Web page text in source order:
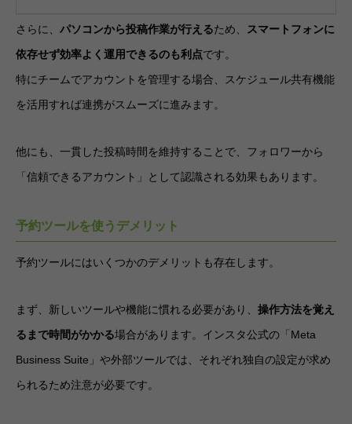
さらに、 パソコンから投稿作業が行えるため、
スマートフォンに
依存せず効率よく運用できるのも利点です。
特にチームでアカウントを管理する場合、スケジュール共有機能
を活用すれば連携がスムーズに進みます。
他にも、一貫した投稿時間を維持することで、フォロワーから
「信頼できるアカウント」として認識される効果もあります。
予約ツールを使うデメリット
予約ツールにはいくつかのデメリットも存在します。
まず、新しいツールや機能に慣れる必要があり、 操作方法を覚え
るまで時間がかかる場合があります。インスタ公式の「Meta
Business Suite」や外部ツールでは、それぞれ独自の設定が求め
られるため注意が必要です。